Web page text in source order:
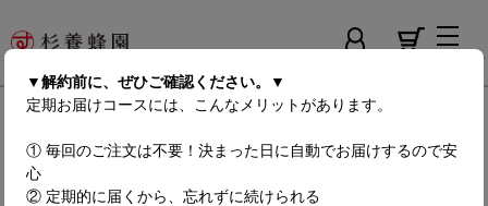
メニュー
定期契約解約依頼
▼解約前に、ぜひご確認ください。▼
定期お届けコースには、こんなメリットがあります。
① 毎回のご注文は不要！決まった日に自動でお届けするので安
心
② 定期的に届くから、忘れずに続けられる